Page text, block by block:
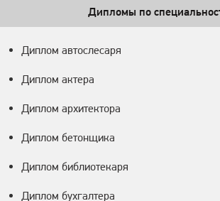
Дипломы по
Диплом автослесаря
Диплом актера
Диплом архитектора
Диплом бетонщика
Диплом библиотекаря
Диплом бухгалтера